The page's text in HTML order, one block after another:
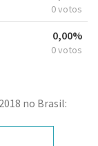
0 votos
0,00%
0 votos
no Brasil: